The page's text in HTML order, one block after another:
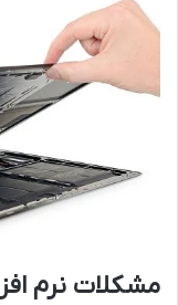
مشکلات نرم